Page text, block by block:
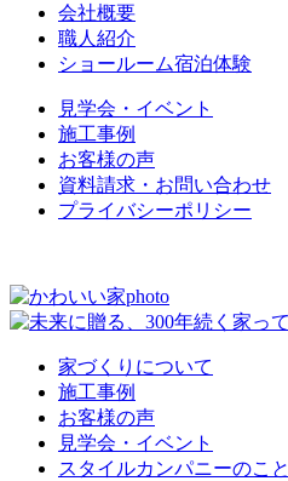
会社概要
職人紹介
ショールーム宿泊体験
見学会・イベント
施工事例
お客様の声
資料請求・お問い合わせ
プライバシーポリシー
家づくりについて
施工事例
お客様の声
見学会・イベント
スタイルカンパニーのこと